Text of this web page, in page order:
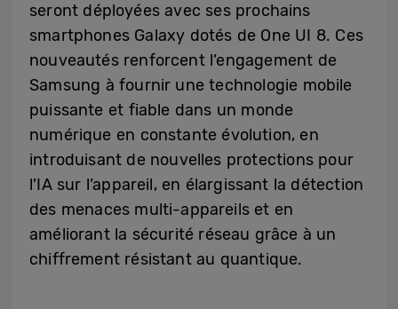
seront déployées avec ses prochains
smartphones Galaxy dotés de One UI 8. Ces
nouveautés renforcent l’engagement de
Samsung à fournir une technologie mobile
puissante et fiable dans un monde
numérique en constante évolution, en
introduisant de nouvelles protections pour
l’IA sur l’appareil, en élargissant la détection
des menaces multi-appareils et en
améliorant la sécurité réseau grâce à un
chiffrement résistant au quantique.